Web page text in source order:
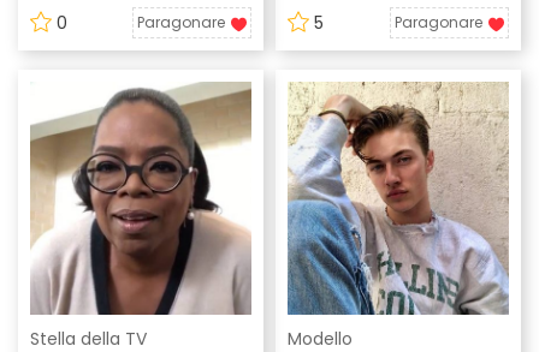
0 Paragonare 5 Paragonare
Stella della TV Modello